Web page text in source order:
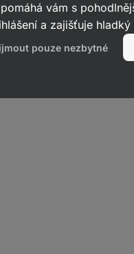
vám s
a zajišťuje
pouze nezbytné